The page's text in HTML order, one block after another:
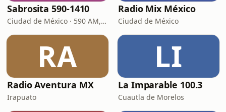
Sabrosita 590-1410
Ciudad de México · 590 AM, 1410 AM
Radio Mix México
Ciudad de México
RA
Radio Aventura MX
Irapuato
LI
La Imparable 100.3
Cuautla de Morelos